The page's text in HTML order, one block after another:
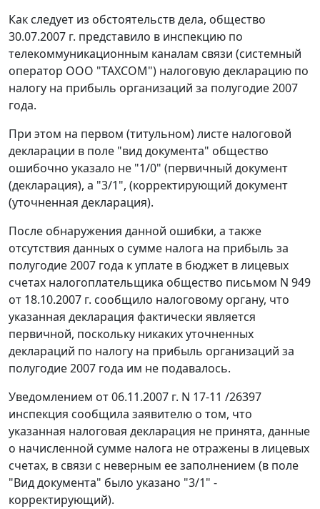
Как следует из обстоятельств дела, общество
30.07.2007 г. представило в инспекцию по
телекоммуникационным каналам связи (системный
оператор ООО "ТАХСОМ") налоговую декларацию по
налогу на прибыль организаций за полугодие 2007
года.
При этом на первом (титульном) листе налоговой
декларации в поле "вид документа" общество
ошибочно указало не "1/0" (первичный документ
(декларация), а "3/1", (корректирующий документ
(уточненная декларация).
После обнаружения данной ошибки, а также
отсутствия данных о сумме налога на прибыль за
полугодие 2007 года к уплате в бюджет в лицевых
счетах налогоплательщика общество письмом N 949
от 18.10.2007 г. сообщило налоговому органу, что
указанная декларация фактически является
первичной, поскольку никаких уточненных
деклараций по налогу на прибыль организаций за
полугодие 2007 года им не подавалось.
Уведомлением от 06.11.2007 г. N 17-11 /26397
инспекция сообщила заявителю о том, что
указанная налоговая декларация не принята, данные
о начисленной сумме налога не отражены в лицевых
счетах, в связи с неверным ее заполнением (в поле
"Вид документа" было указано "3/1" -
корректирующий).